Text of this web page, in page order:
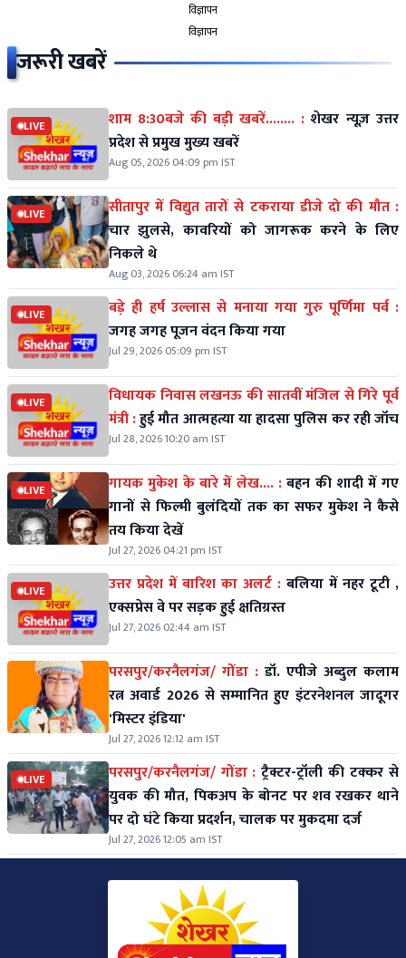
विज्ञापन
विज्ञापन
जरूरी खबरें
LIVE शाम 8:30बजे की बड़ी खबरें........ : शेखर न्यूज़ उत्तर
प्रदेश से प्रमुख मुख्य खबरें
Aug 05, 2026 04:09 pm IST
LIVE
सीतापुर में विद्युत तारों से टकराया डीजे दो की मौत :
चार झुलसे, कावरियों को जागरूक करने के लिए
निकले थे
Aug 03, 2026 06:24 am IST
LIVE
बड़े ही हर्ष उल्लास से मनाया गया गुरु पूर्णिमा पर्व :
जगह जगह पूजन वंदन किया गया
Jul 29, 2026 05:09 pm IST
LIVE
विधायक निवास लखनऊ की सातवीं मंजिल से गिरे पूर्व
मंत्री :हुई मौत आत्महत्या या हादसा पुलिस कर रही जॉच
Jul 28, 2026 10:20 am IST
LIVE गायक मुकेश के बारे में लेख.... :बहन की शादी में गए
गानों से फिल्मी बुलंदियों तक का सफर मुकेश ने कैसे
तय किया देखें
Jul 27, 2026 04:21 pm IST
LIVE उत्तर प्रदेश में बारिश का अलर्ट : बलिया में नहर टूटी ,
एक्सप्रेस वे पर सड़क हुई क्षतिग्रस्त
Jul 27, 2026 02:44 am IST
परसपुर/करनैलगंज/ गोंडा : डॉ. एपीजे अब्दुल कलाम
रत्न अवार्ड 2026 से सम्मानित हुए इंटरनेशनल जादूगर
'मिस्टर इंडिया'
Jul 27, 2026 12:12 am IST
LIVE परसपुर/करनैलगंज/ गोंडा : ट्रैक्टर-ट्रॉली की टक्कर से
युवक की मौत, पिकअप के बोनट पर शव रखकर थाने
पर दो घंटे किया प्रदर्शन, चालक पर मुकदमा दर्ज
Jul 27, 2026 12:05 am IST